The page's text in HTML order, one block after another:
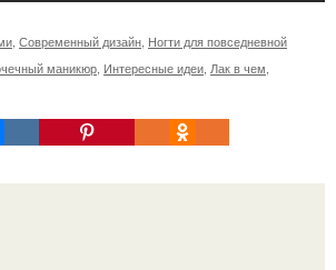
Современный дизайн Ногти для повседневной
маникюр Интересные идеи Лак в чем